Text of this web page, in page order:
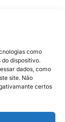
como
dispositivo.
dados, como
site. Não
certos